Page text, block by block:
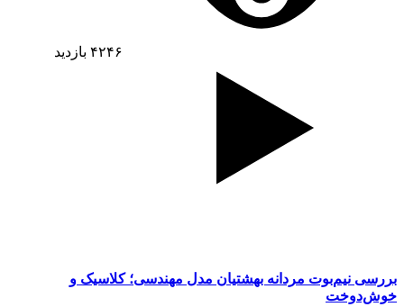
۴۲۴۶ بازدید
بررسی نیم‌بوت مردانه بهشتیان مدل مهندسی؛ کلاسیک و
خوش‌دوخت